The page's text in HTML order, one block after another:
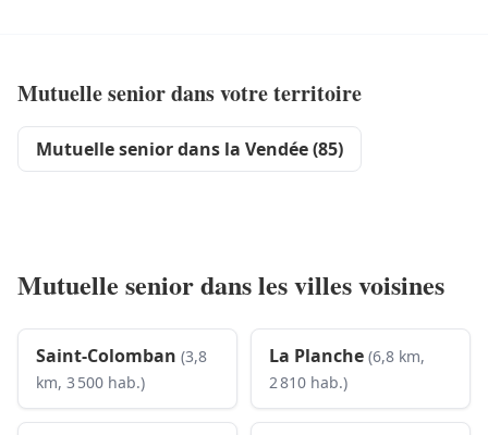
Mutuelle senior dans votre territoire
Mutuelle senior dans la Vendée (85)
Mutuelle senior dans les villes voisines
Saint-Colomban (3,8
km, 3 500 hab.)
La Planche (6,8 km,
2 810 hab.)